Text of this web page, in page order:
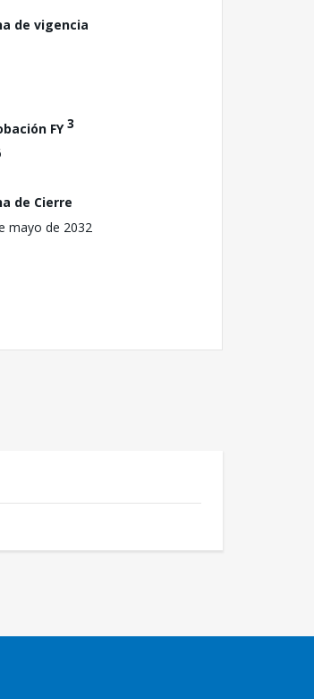
de vigencia
FY3
de Cierre
mayo de 2032